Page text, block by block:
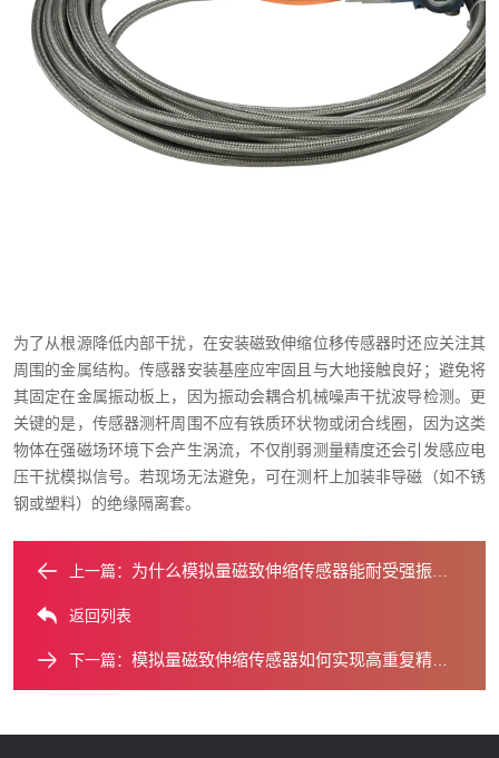
为了从根源降低内部干扰，在安装磁致伸缩位移传感器时还应关注其
周围的金属结构。传感器安装基座应牢固且与大地接触良好；避免将
其固定在金属振动板上，因为振动会耦合机械噪声干扰波导检测。更
关键的是，传感器测杆周围不应有铁质环状物或闭合线圈，因为这类
物体在强磁场环境下会产生涡流，不仅削弱测量精度还会引发感应电
压干扰模拟信号。若现场无法避免，可在测杆上加装非导磁（如不锈
钢或塑料）的绝缘隔离套。
上一篇： 为什么模拟量磁致伸缩传感器能耐受强振动？
返回列表
下一篇： 模拟量磁致伸缩传感器如何实现高重复精度？